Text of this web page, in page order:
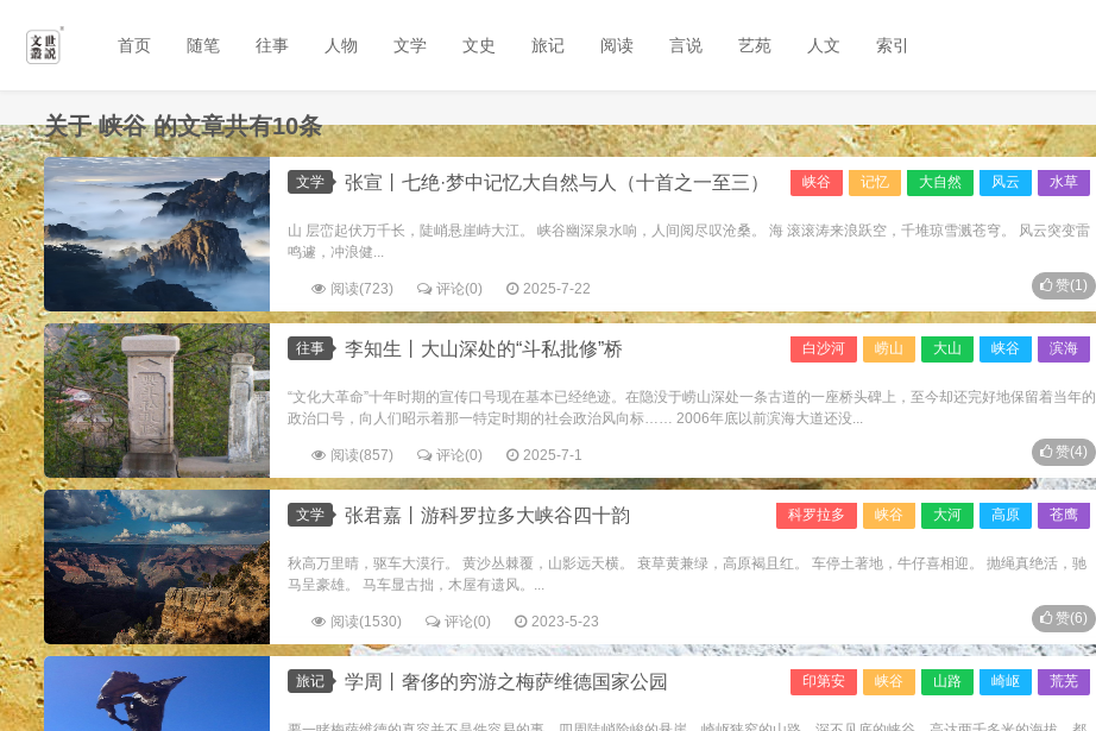
首页 随笔 往事 人物 文学 文史 旅记 阅读 言说 艺苑 人文 索引
关于峡谷的文章共有10条
文学 峡谷 记忆 大自然 风云 水草
张宣丨七绝·梦中记忆大自然与人（十首之一至三）
山 层峦起伏万千长，陡峭悬崖峙大江。 峡谷幽深泉水响，人间阅尽叹沧桑。 海 滚滚涛来浪跃空，千堆琼雪溅苍穹。 风云突变雷
鸣遽，冲浪健...
阅读(723) 评论(0) 2025-7-22 赞(1)
往事 白沙河 崂山 大山 峡谷 滨海
李知生丨大山深处的“斗私批修”桥
“文化大革命”十年时期的宣传口号现在基本已经绝迹。在隐没于崂山深处一条古道的一座桥头碑上，至今却还完好地保留着当年的
政治口号，向人们昭示着那一特定时期的社会政治风向标…… 2006年底以前滨海大道还没...
阅读(857) 评论(0) 2025-7-1 赞(4)
文学 科罗拉多 峡谷 大河 高原 苍鹰
张君嘉丨游科罗拉多大峡谷四十韵
秋高万里晴，驱车大漠行。 黄沙丛棘覆，山影远天横。 衰草黄兼绿，高原褐且红。 车停土著地，牛仔喜相迎。 抛绳真绝活，驰
马呈豪雄。 马车显古拙，木屋有遗风。...
阅读(1530) 评论(0) 2023-5-23 赞(6)
旅记 印第安 峡谷 山路 崎岖 荒芜
学周丨奢侈的穷游之梅萨维德国家公园